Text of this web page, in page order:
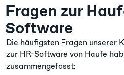
Fragen zur
Software
Die häufigsten Fragen unserer
zur HR-Software von Haufe
zusammengefasst: